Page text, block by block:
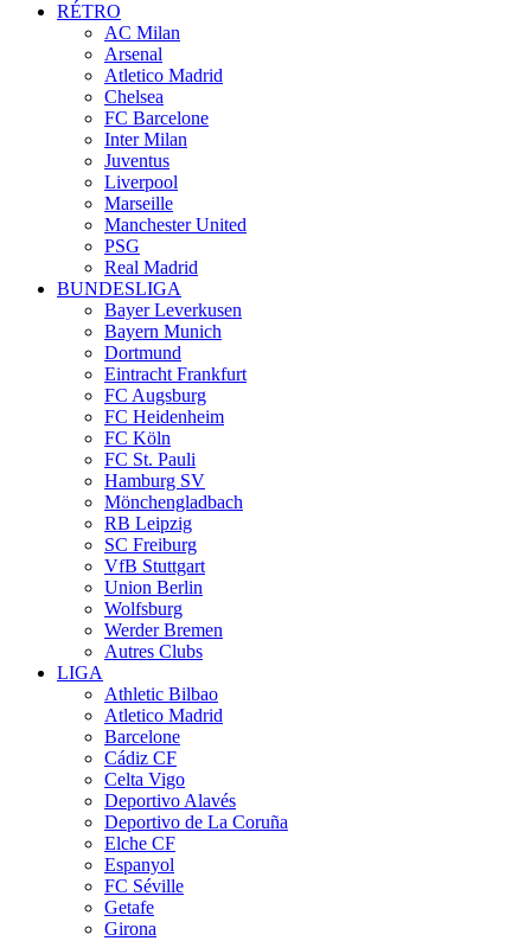
RÉTRO
AC Milan
Arsenal
Atletico Madrid
Chelsea
FC Barcelone
Inter Milan
Juventus
Liverpool
Marseille
Manchester United
PSG
Real Madrid
BUNDESLIGA
Bayer Leverkusen
Bayern Munich
Dortmund
Eintracht Frankfurt
FC Augsburg
FC Heidenheim
FC Köln
FC St. Pauli
Hamburg SV
Mönchengladbach
RB Leipzig
SC Freiburg
VfB Stuttgart
Union Berlin
Wolfsburg
Werder Bremen
Autres Clubs
LIGA
Athletic Bilbao
Atletico Madrid
Barcelone
Cádiz CF
Celta Vigo
Deportivo Alavés
Deportivo de La Coruña
Elche CF
Espanyol
FC Séville
Getafe
Girona